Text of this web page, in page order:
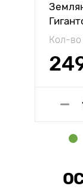
Кол-во